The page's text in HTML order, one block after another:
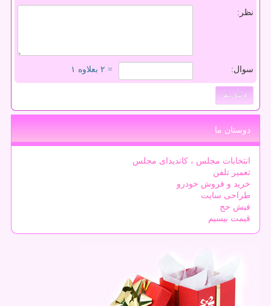
نظر:
سوال: = ۲ بعلاوه ۱
دوستان ما
انتخابات مجلس ، کاندیدای مجلس
تعمیر تلفن
خرید و فروش خودرو
طراحی سایت
فیش حج
قیمت بیسیم